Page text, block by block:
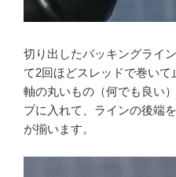
切り出したバッキングライ
て2回ほどスレッドで巻いて
軸の丸いもの（何でも良い
プに入れて、ラインの後端
が揃います。